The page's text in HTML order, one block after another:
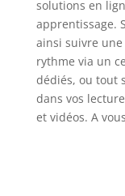
solutions en
apprentissage.
ainsi suivre
rythme via un
dédiés, ou tout
dans vos
et vidéos. A